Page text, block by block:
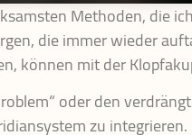
Methoden, die
die immer wieder
können mit der
oder den
zu integrieren.